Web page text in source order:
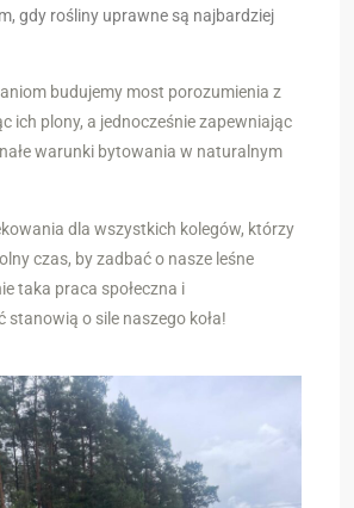
gdy rośliny uprawne są najbardziej
budujemy most porozumienia z
ich plony, a jednocześnie zapewniając
warunki bytowania w naturalnym
dla wszystkich kolegów, którzy
czas, by zadbać o nasze leśne
taka praca społeczna i
stanowią o sile naszego koła!